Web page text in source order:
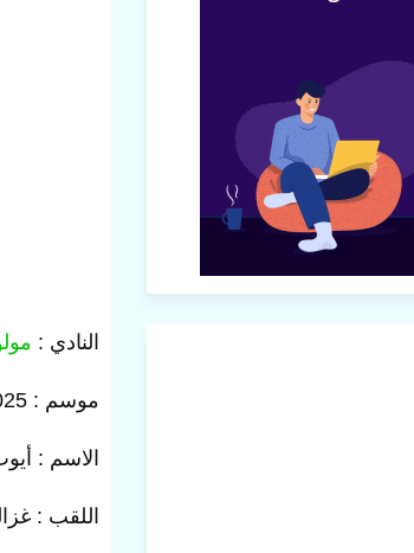
النادي :
موسم : 2026/2025
الاسم :
اللقب :